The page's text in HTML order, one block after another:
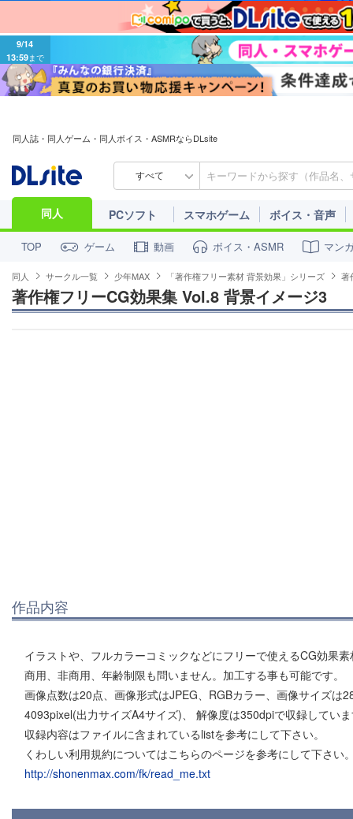
9/14
13:59まで
同人誌・同人ゲーム・同人ボイス・ASMRならDLsite
すべて
同人 PCソフト スマホゲーム ボイス・音声
TOP ゲーム 動画 ボイス・ASMR マン
同人 サークル一覧 少年MAX 「著作権フリー素材 背景効果」シリーズ 著
著作権フリーCG効果集 Vol.8 背景イメージ3
作品内容
イラストや、フルカラーコミックなどにフリーで使えるCG効果
商用、非商用、年齢制限も問いません。加工する事も可能です。
画像点数は20点、画像形式はJPEG、RGBカラー、画像サイズは
4093pixel(出力サイズA4サイズ)、 解像度は350dpiで収録してい
収録内容はファイルに含まれているlistを参考にして下さい。
くわしい利用規約についてはこちらのページを参考にして下さい
http://shonenmax.com/fk/read_me.txt